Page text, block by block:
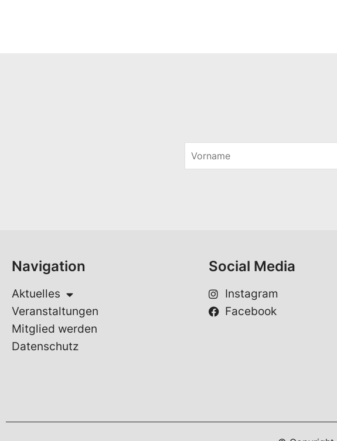
r
Navigation
Aktuelles
Veranstaltungen
Mitglied werden
Datenschutz
Social Media
Instagram
Facebook